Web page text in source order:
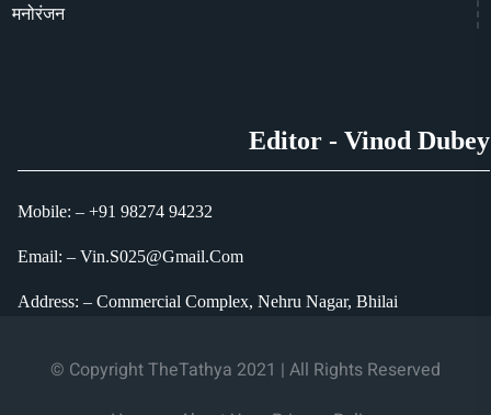
मनोरंजन
Editor - Vinod Dubey
Mobile: – +91 98274 94232
Email: – Vin.S025@Gmail.Com
Address: – Commercial Complex, Nehru Nagar, Bhilai
© Copyright TheTathya 2021 | All Rights Reserved